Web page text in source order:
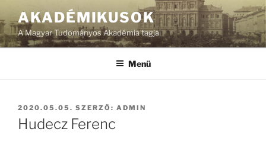
AKADÉMIKUSOK
A Magyar Tudományos Akadémia tagjai
Menü
BEKÜLDVE:
2020.05.05. SZERZŐ: ADMIN
Hudecz Ferenc